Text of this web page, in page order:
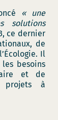
« une
solutions
ce dernier
de
Il
besoins
et de
projets à